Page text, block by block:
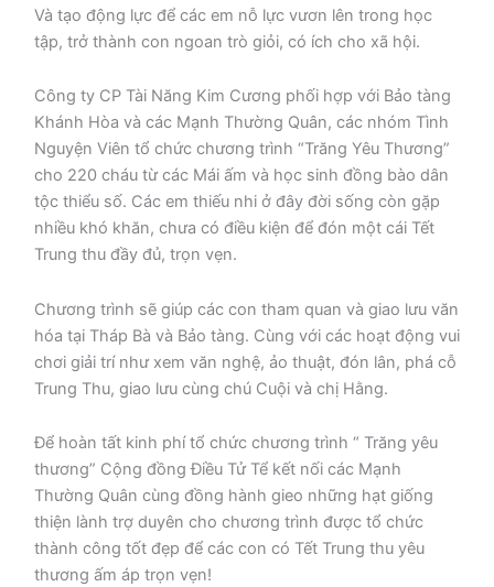
Và tạo động lực để các em nỗ lực vươn lên trong học
tập, trở thành con ngoan trò giỏi, có ích cho xã hội.
Công ty CP Tài Năng Kim Cương phối hợp với Bảo tàng
Khánh Hòa và các Mạnh Thường Quân, các nhóm Tình
Nguyện Viên tổ chức chương trình “Trăng Yêu Thương”
cho 220 cháu từ các Mái ấm và học sinh đồng bào dân
tộc thiểu số. Các em thiếu nhi ở đây đời sống còn gặp
nhiều khó khăn, chưa có điều kiện để đón một cái Tết
Trung thu đầy đủ, trọn vẹn.
Chương trình sẽ giúp các con tham quan và giao lưu văn
hóa tại Tháp Bà và Bảo tàng. Cùng với các hoạt động vui
chơi giải trí như xem văn nghệ, ảo thuật, đón lân, phá cỗ
Trung Thu, giao lưu cùng chú Cuội và chị Hằng.
Để hoàn tất kinh phí tổ chức chương trình “ Trăng yêu
thương” Cộng đồng Điều Tử Tể kết nối các Mạnh
Thường Quân cùng đồng hành gieo những hạt giống
thiện lành trợ duyên cho chương trình được tổ chức
thành công tốt đẹp để các con có Tết Trung thu yêu
thương ấm áp trọn vẹn!